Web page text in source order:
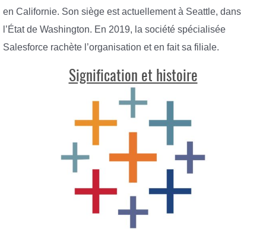
en Californie. Son siège est actuellement à Seattle, dans
l’État de Washington. En 2019, la société spécialisée
Salesforce rachète l’organisation et en fait sa filiale.
Signification et histoire